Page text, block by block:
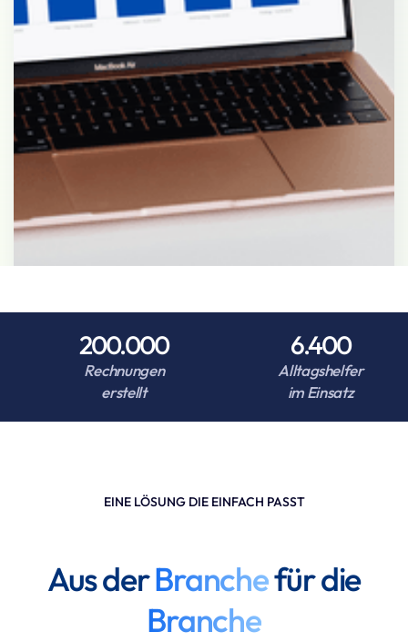
200.000
Rechnungen
erstellt
6.400
Alltagshelfer
im Einsatz
EINE LÖSUNG DIE EINFACH PASST
Aus derBranchefür die
Branche